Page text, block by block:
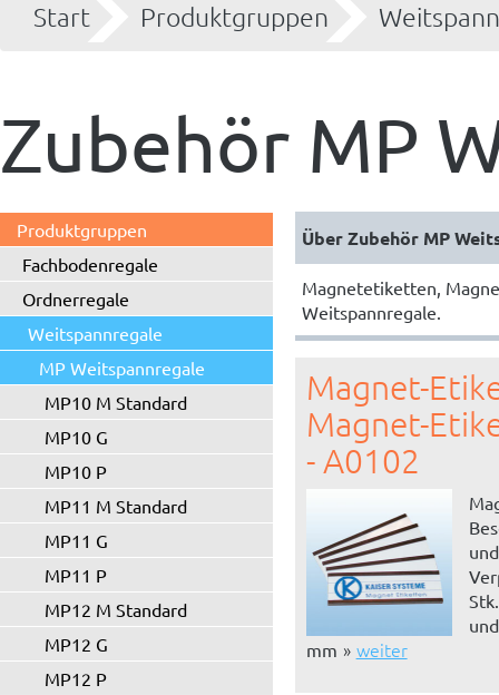
Start Produktgruppen
Zubehör MP
Produktgruppen
Fachbodenregale
Ordnerregale
Weitspannregale
MP Weitspannregale
MP10 M Standard
MP10 G
MP10 P
MP11 M Standard
MP11 G
MP11 P
MP12 M Standard
MP12 G
MP12 P
Magnetetiketten,
Weitspannregale.
Magnet-
Magnet-
- A0102
mm
weiter